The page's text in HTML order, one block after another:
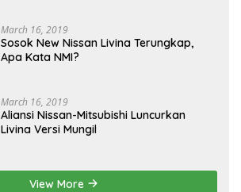
March 16, 2019
Sosok New Nissan Livina Terungkap,
Apa Kata NMI?
March 16, 2019
Aliansi Nissan-Mitsubishi Luncurkan
Livina Versi Mungil
View More